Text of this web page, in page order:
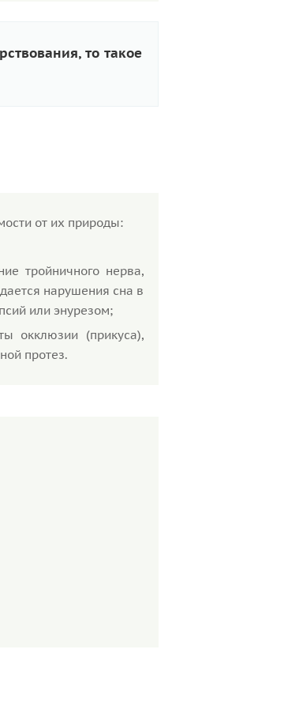
то такое
от их природы:
тройничного нерва,
нарушения сна в
или энурезом;
окклюзии (прикуса),
протез.